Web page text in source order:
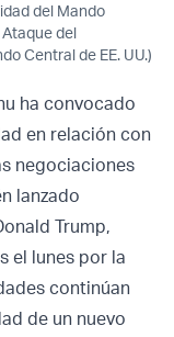
del Mando
Ataque del
Central de EE. UU.)
ha convocado
en relación con
negociaciones
lanzado
Trump,
el lunes por la
continúan
de un nuevo